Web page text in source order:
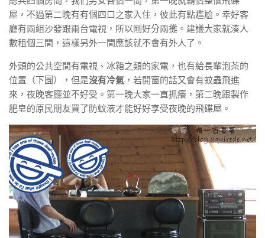
屋，不過第二晚有有個四口之家入住，彼此有點尷尬。幸好客
廳有兩組沙發跟兩台電視，所以剛好分兩攤。建議大家就湊人
數租個三間，這樣另外一間應該就不會有外人了。
外頭的公共空間有電視、冰箱之類的家電，也有給長輩泡茶的
位置（下圖），但是沒有冷氣 ，若開窗的話又會有蚊蟲飛進
來，夜晚客廳並不好受。第一晚大家一直抓癢，第二晚跟製作
肥皂的原民朋友買了防蚊液才能好好享受夜晚的飛碟屋。